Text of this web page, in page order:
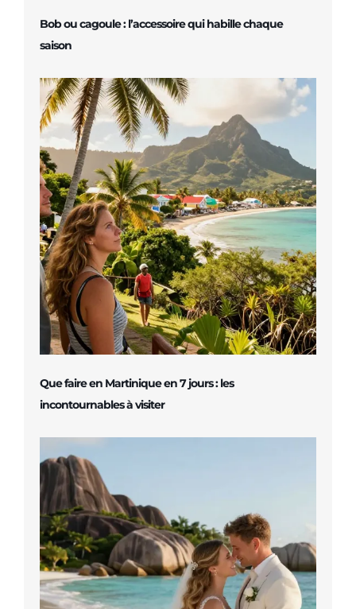
Bob ou cagoule : l’accessoire qui habille chaque
saison
Que faire en Martinique en 7 jours : les
incontournables à visiter